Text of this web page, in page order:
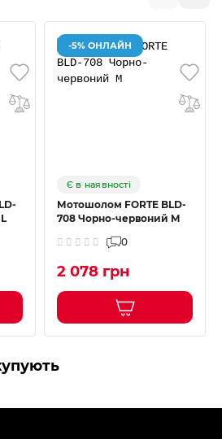
-5% ОНЛАЙН
Є в наявності
Мотошолом FORTE BLD-
708 Чорно-червоний M
0
2 078 грн